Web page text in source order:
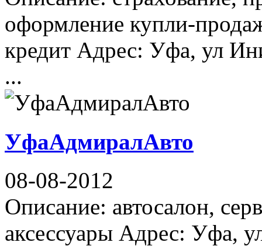
оформление купли-
кредит Адрес: Уфа, ул
...
УфаАдмиралАвто
08-08-2012
Описание: автосалон,
аксессуары Адрес: Уфа,